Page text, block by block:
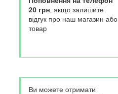
20 грн, якщо залишите
відгук про наш магазин або
товар
Ви можете отримати